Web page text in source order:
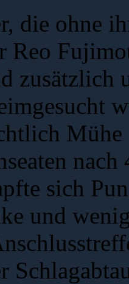
die ohne
Reo
zusätzlich
Mühe
sich
und